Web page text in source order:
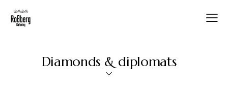
Diamonds & diplomats